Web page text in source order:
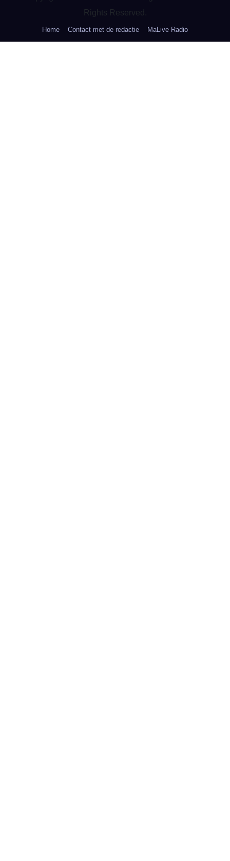
Rights Reserved.
Home Contact met de redactie MaLive Radio